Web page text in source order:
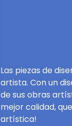
Las piezas de
artista. Con un
de sus obras
mejor calidad,
artística!